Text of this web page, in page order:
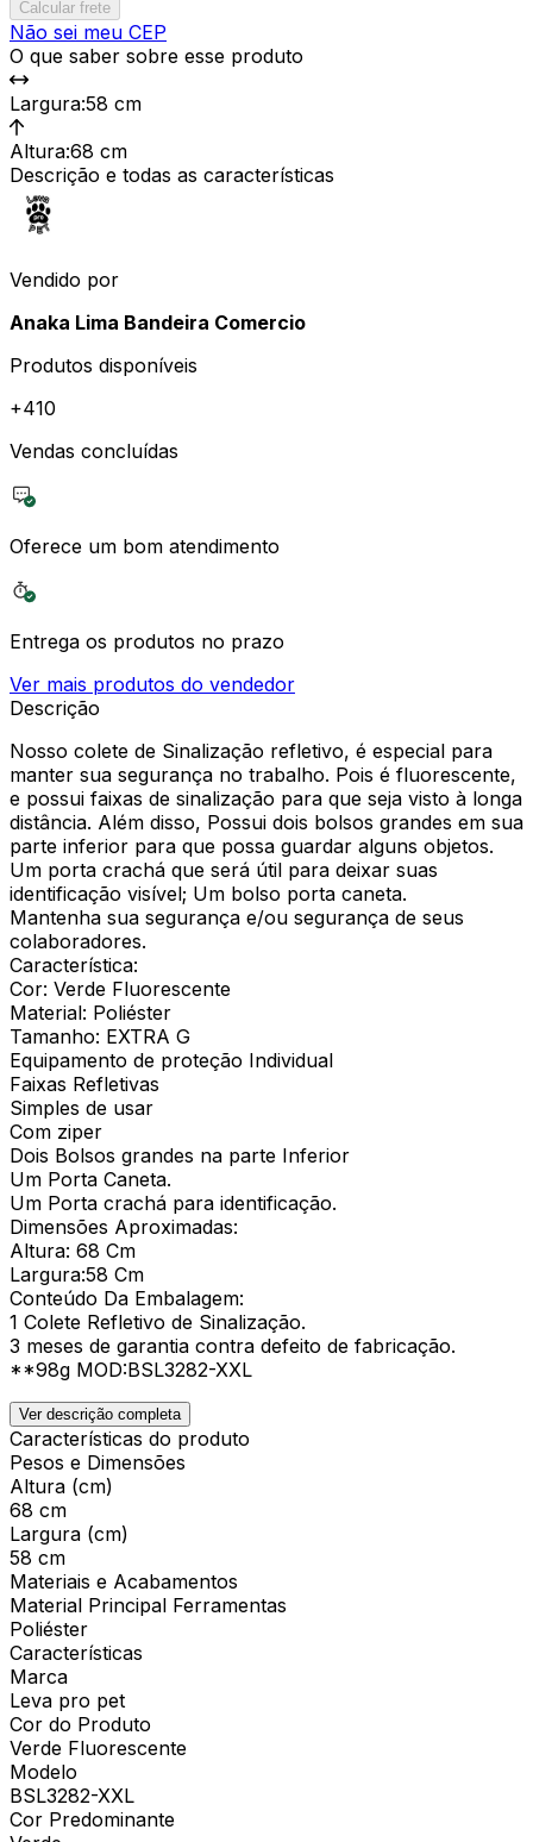
Calcular frete
Não sei meu CEP
O que saber sobre esse produto
Largura:58 cm
Altura:68 cm
Descrição e todas as características
Vendido por
Anaka Lima Bandeira Comercio
Produtos disponíveis
+410
Vendas concluídas
Oferece um bom atendimento
Entrega os produtos no prazo
Ver mais produtos do vendedor
Descrição
Nosso colete de Sinalização refletivo, é especial para
manter sua segurança no trabalho. Pois é fluorescente,
e possui faixas de sinalização para que seja visto à longa
distância. Além disso, Possui dois bolsos grandes em sua
parte inferior para que possa guardar alguns objetos.
Um porta crachá que será útil para deixar suas
identificação visível; Um bolso porta caneta.
Mantenha sua segurança e/ou segurança de seus
colaboradores.
Característica:
Cor: Verde Fluorescente
Material: Poliéster
Tamanho: EXTRA G
Equipamento de proteção Individual
Faixas Refletivas
Simples de usar
Com ziper
Dois Bolsos grandes na parte Inferior
Um Porta Caneta.
Um Porta crachá para identificação.
Dimensões Aproximadas:
Altura: 68 Cm
Largura:58 Cm
Conteúdo Da Embalagem:
1 Colete Refletivo de Sinalização.
3 meses de garantia contra defeito de fabricação.
**98g MOD:BSL3282-XXL
Ver descrição completa
Características do produto
Pesos e Dimensões
Altura (cm)
68 cm
Largura (cm)
58 cm
Materiais e Acabamentos
Material Principal Ferramentas
Poliéster
Características
Marca
Leva pro pet
Cor do Produto
Verde Fluorescente
Modelo
BSL3282-XXL
Cor Predominante